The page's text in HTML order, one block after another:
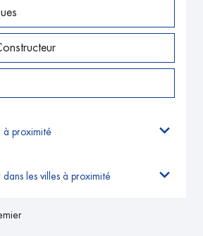
à proximité
dans les villes à proximité